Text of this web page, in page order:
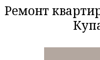
Ремонт